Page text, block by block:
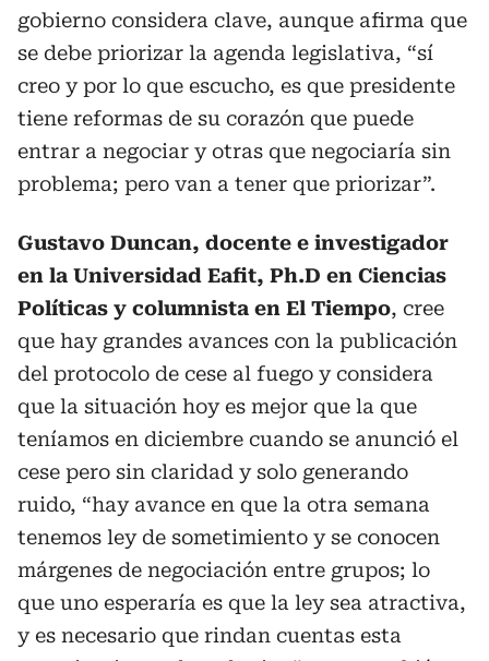
gobierno considera clave, aunque afirma que
se debe priorizar la agenda legislativa, “sí
creo y por lo que escucho, es que presidente
tiene reformas de su corazón que puede
entrar a negociar y otras que negociaría sin
problema; pero van a tener que priorizar”.
Gustavo Duncan, docente e investigador
en la Universidad Eafit, Ph.D en Ciencias
Políticas y columnista en El Tiempo, cree
que hay grandes avances con la publicación
del protocolo de cese al fuego y considera
que la situación hoy es mejor que la que
teníamos en diciembre cuando se anunció el
cese pero sin claridad y solo generando
ruido, “hay avance en que la otra semana
tenemos ley de sometimiento y se conocen
márgenes de negociación entre grupos; lo
que uno esperaría es que la ley sea atractiva,
y es necesario que rindan cuentas esta